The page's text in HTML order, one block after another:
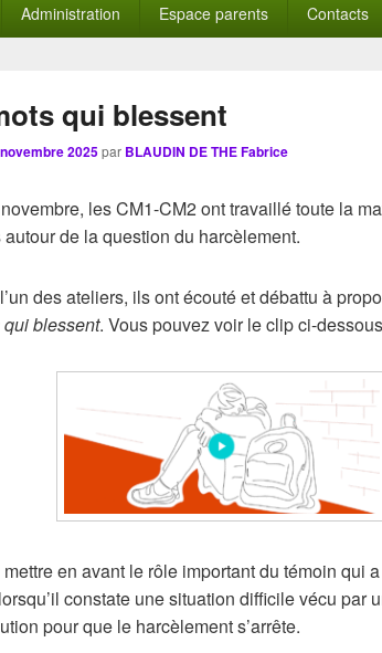
Administration Espace parents Contacts
qui blessent
2025par BLAUDIN DE THE Fabrice
les CM1-CM2 ont travaillé toute la
autour de la question du harcèlement.
des ateliers, ils ont écouté et débattu à
blessent. Vous pouvez voir le clip ci-
mettre en avant le rôle important du témoin qui
constate une situation difficile vécu par
pour que le harcèlement s’arrête.